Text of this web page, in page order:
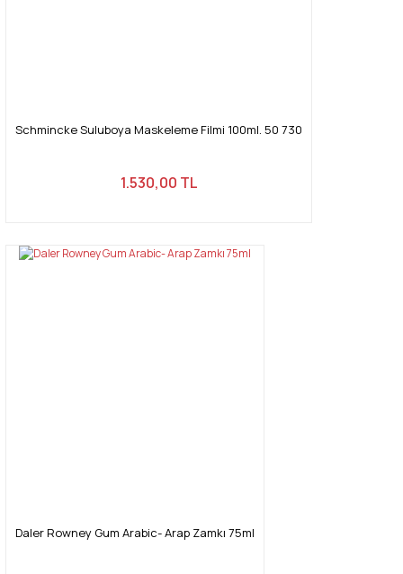
Schmincke Suluboya Maskeleme Filmi 100ml. 50 730
1.530,00 TL
Daler Rowney Gum Arabic- Arap Zamkı 75ml